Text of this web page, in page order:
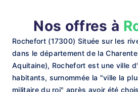
Nos offres à
Rochefort (17300) Située sur les
dans le département de la
Aquitaine), Rochefort est une ville
habitants, surnommée la "ville la
militaire du roi" après avoir été